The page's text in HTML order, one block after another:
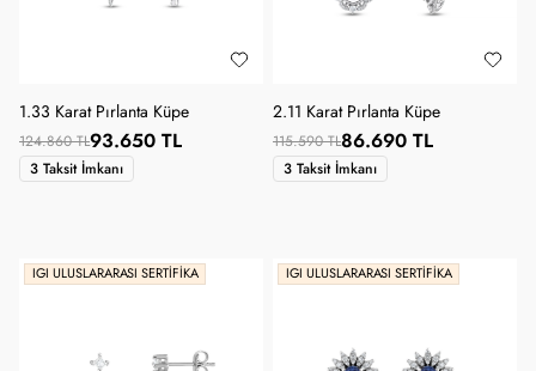
1.33 Karat Pırlanta Küpe
124.860 TL93.650 TL
3 Taksit İmkanı
2.11 Karat Pırlanta Küpe
115.590 TL86.690 TL
3 Taksit İmkanı
IGI ULUSLARARASI SERTIFIKA IGI ULUSLARARASI SERTIFIKA